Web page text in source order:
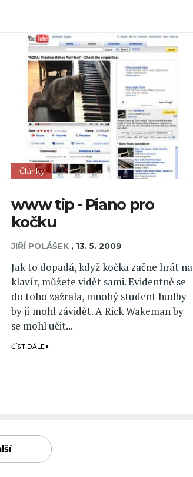
Články
www tip - Piano pro
kočku
JIŘÍ POLÁŠEK , 13. 5. 2009
Jak to dopadá, když kočka začne hrát na
klavír, můžete vidět sami. Evidentně se
do toho zažrala, mnohý student hudby
by jí mohl závidět. A Rick Wakeman by
se mohl učit...
ČÍST DÁLE